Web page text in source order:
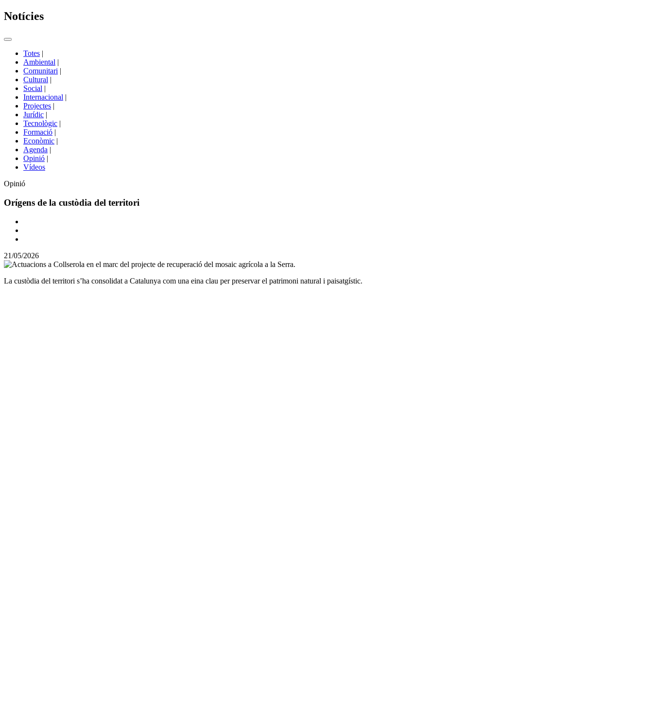
Notícies
Commutador
portals
Totes |
Ambiental |
Comunitari |
Cultural |
Social |
Internacional |
Projectes |
Jurídic |
Tecnològic |
Formació |
Econòmic |
Agenda |
Opinió |
Vídeos
Opinió
Orígens de la custòdia del territori
Comparteix
altres
xarxes
21/05/2026
La custòdia del territori s’ha consolidat a Catalunya com una eina clau per preservar el patrimoni natural i paisatgístic.